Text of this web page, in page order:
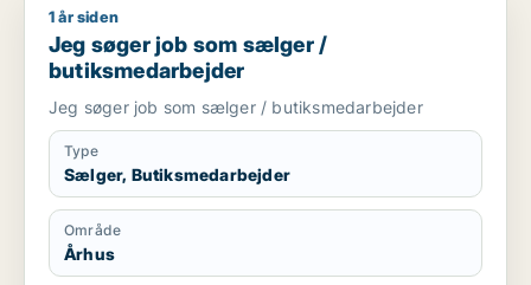
Jeg søger job som sælger / butiksmedarbejder
1 år siden
Jeg søger job som sælger /
butiksmedarbejder
Jeg søger job som sælger / butiksmedarbejder
Type
Sælger, Butiksmedarbejder
Område
Århus